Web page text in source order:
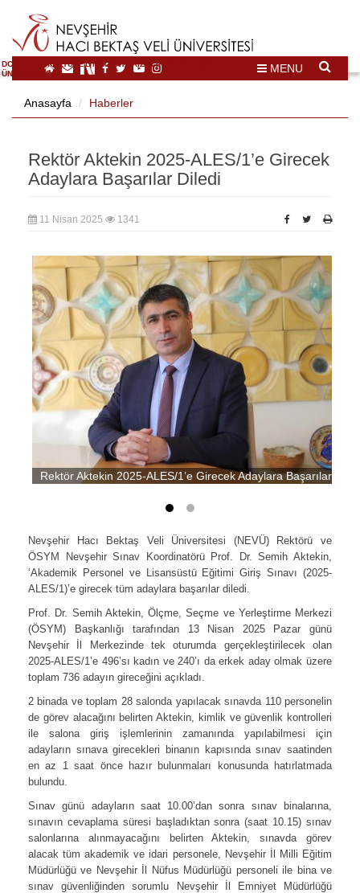
DOĞAL VE KÜLTÜREL MİRAS TURİZMİ İHTİSASLAŞMA
ÜNİVERSİTESİ
MENU
Anasayfa Haberler
Rektör Aktekin 2025-ALES/1’e Girecek
Adaylara Başarılar Diledi
11 Nisan 2025 1341
Rektör Aktekin 2025-ALES/1’e Girecek Adaylara Başarılar
Nevşehir Hacı Bektaş Veli Üniversitesi (NEVÜ) Rektörü ve
ÖSYM Nevşehir Sınav Koordinatörü Prof. Dr. Semih Aktekin,
‘Akademik Personel ve Lisansüstü Eğitimi Giriş Sınavı (2025-
ALES/1)’e girecek tüm adaylara başarılar diledi.
Prof. Dr. Semih Aktekin, Ölçme, Seçme ve Yerleştirme Merkezi
(ÖSYM) Başkanlığı tarafından 13 Nisan 2025 Pazar günü
Nevşehir İl Merkezinde tek oturumda gerçekleştirilecek olan
2025-ALES/1’e 496’sı kadın ve 240’ı da erkek aday olmak üzere
toplam 736 adayın gireceğini açıkladı.
2 binada ve toplam 28 salonda yapılacak sınavda 110 personelin
de görev alacağını belirten Aktekin, kimlik ve güvenlik kontrolleri
ile salona giriş işlemlerinin zamanında yapılabilmesi için
adayların sınava girecekleri binanın kapısında sınav saatinden
en az 1 saat önce hazır bulunmaları konusunda hatırlatmada
bulundu.
Sınav günü adayların saat 10.00’dan sonra sınav binalarına,
sınavın cevaplama süresi başladıktan sonra (saat 10.15) sınav
salonlarına alınmayacağını belirten Aktekin, sınavda görev
alacak tüm akademik ve idari personele, Nevşehir İl Milli Eğitim
Müdürlüğü ve Nevşehir İl Nüfus Müdürlüğü personeli ile bina ve
sınav güvenliğinden sorumlu Nevşehir İl Emniyet Müdürlüğü